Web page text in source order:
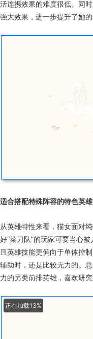
活连携效果的难度很低。同
强大效果，进一步提升了她的
适合搭配特殊阵容的特色英
从英雄特性来看，猫女面对
好“菜刀队”的玩家可要当心
且英雄技能更偏向于单体控
辅助时，还是比较无力的。
力的另类前排英雄，喜欢研
正在加载13%